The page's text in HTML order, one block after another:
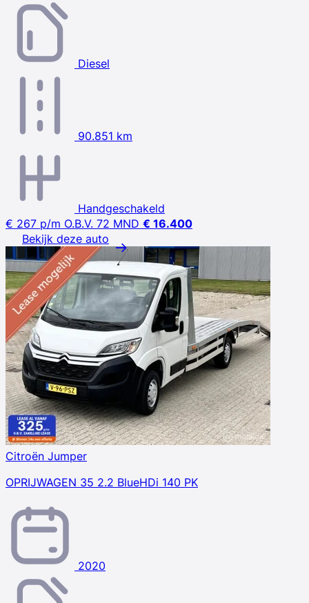
Diesel
90.851 km
Handgeschakeld
€ 267 p/m O.B.V. 72 MND € 16.400
Bekijk deze auto
Citroën Jumper
OPRIJWAGEN 35 2.2 BlueHDi 140 PK
2020